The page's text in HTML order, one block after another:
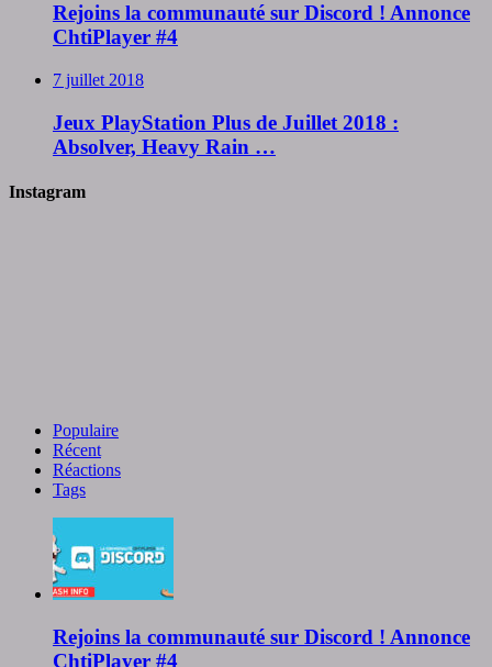
Rejoins la communauté sur Discord ! Annonce
ChtiPlayer #4
7 juillet 2018
Jeux PlayStation Plus de Juillet 2018 :
Absolver, Heavy Rain …
Instagram
Populaire
Récent
Réactions
Tags
Rejoins la communauté sur Discord ! Annonce
ChtiPlayer #4